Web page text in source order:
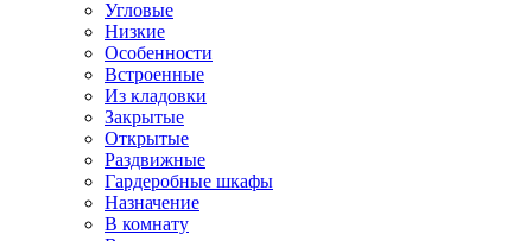
Угловые
Низкие
Особенности
Встроенные
Из кладовки
Закрытые
Открытые
Раздвижные
Гардеробные шкафы
Назначение
В комнату